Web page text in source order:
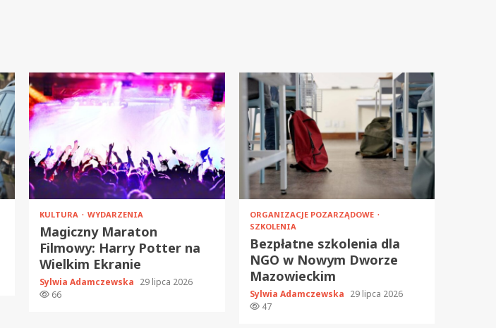
KULTURA WYDARZENIA
Magiczny Maraton
Filmowy: Harry Potter na
Wielkim Ekranie
Sylwia Adamczewska 29 lipca 2026
66
ORGANIZACJE POZARZĄDOWE
SZKOLENIA
Bezpłatne szkolenia dla
NGO w Nowym Dworze
Mazowieckim
Sylwia Adamczewska 29 lipca 2026
47